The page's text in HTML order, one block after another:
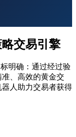
交易引擎
明确：通过经过验
、高效的黄金交
人助力交易者获得